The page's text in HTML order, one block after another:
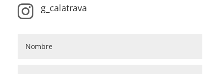
 g_calatrava